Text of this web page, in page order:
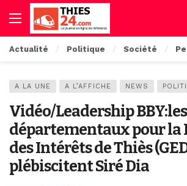
Actualité Politique Société
A LA UNE A L’AFFICHE NEWS
Vidéo/Leadership
départementaux pour la
des Intérêts de Thiès
plébiscitent Siré Dia